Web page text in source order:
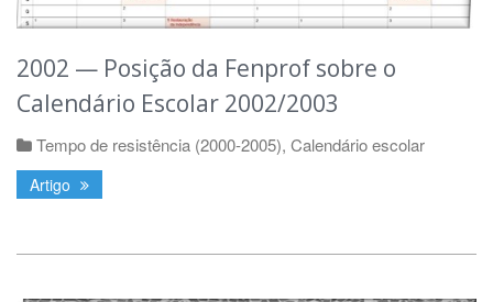
2002 — Posição da Fenprof sobre o
Calendário Escolar 2002/2003
Tempo de resistência (2000-2005), Calendário escolar
Artigo